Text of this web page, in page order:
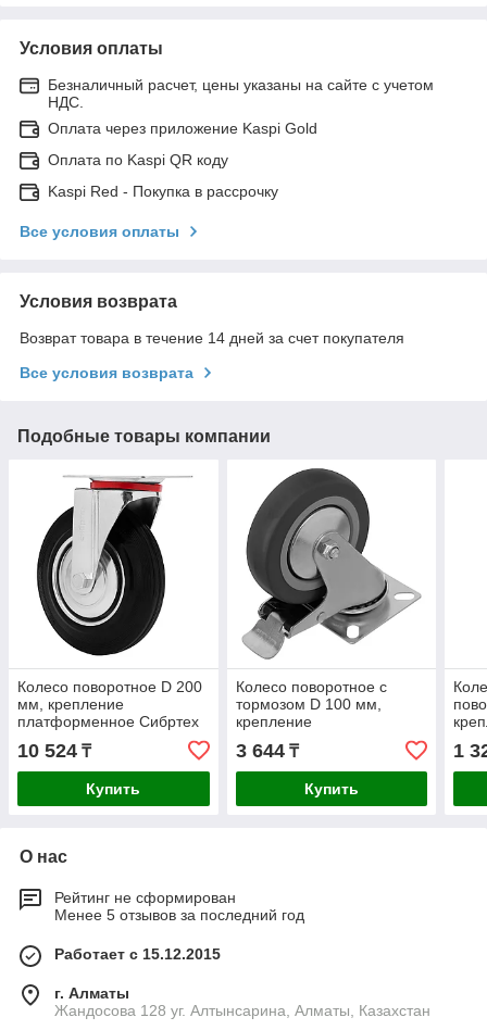
Условия оплаты
Безналичный расчет, цены указаны на сайте с учетом
НДС.
Оплата через приложение Kaspi Gold
Оплата по Kaspi QR коду
Kaspi Red - Покупка в рассрочку
Все условия оплаты
Условия возврата
Возврат товара в течение 14 дней за счет покупателя
Все условия возврата
Подобные товары компании
Колесо поворотное D 200
мм, крепление
платформенное Сибртех
10 524 ₸
Купить
Колесо поворотное с
тормозом D 100 мм,
крепление
платформенное Сибртех
3 644₸
Купить
1
О нас
Рейтинг не сформирован
Менее 5 отзывов за последний год
Работает с 15.12.2015
г. Алматы
Жандосова 128 уг. Алтынсарина, Алматы, Казахстан